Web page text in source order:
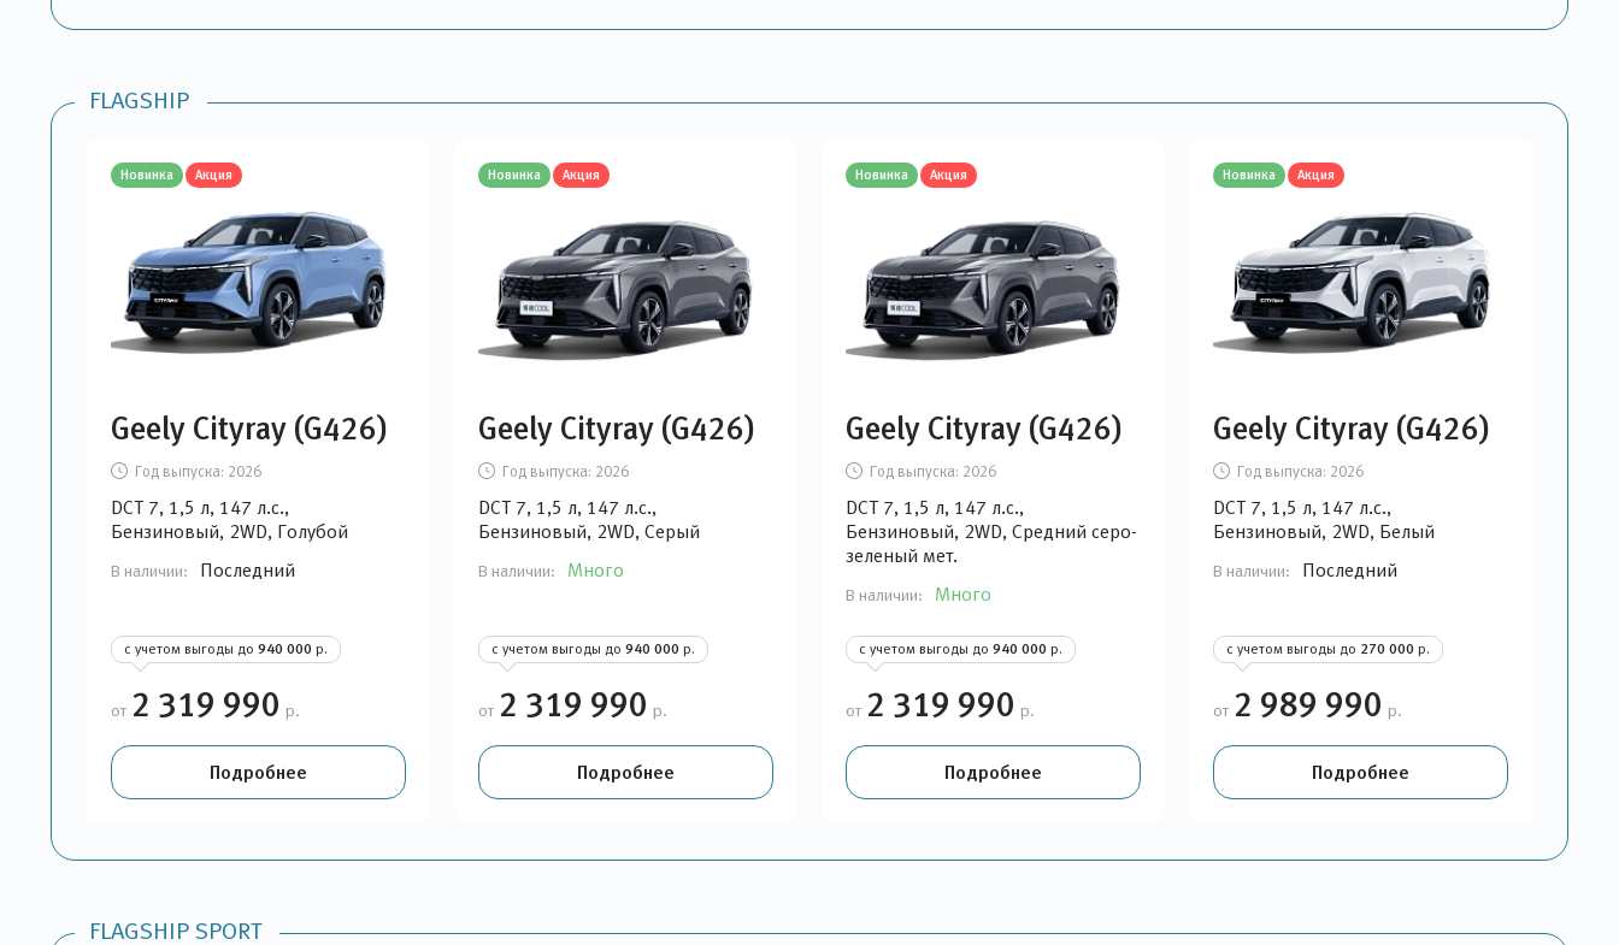
FLAGSHIP
Новинка Акция
Geely Cityray (G426)
Год выпуска: 2026
DCT 7, 1,5 л, 147 л.с.,
Бензиновый, 2WD, Голубой
В наличии: Последний
с учетом выгоды до 940 000 р.
от 2 319 990 р.
Подробнее
Новинка Акция
Geely Cityray (G426)
Год выпуска: 2026
DCT 7, 1,5 л, 147 л.с.,
Бензиновый, 2WD, Серый
В наличии: Много
с учетом выгоды до 940 000 р.
от 2 319 990 р.
Подробнее
Новинка Акция
Geely Cityray (G426)
Год выпуска: 2026
DCT 7, 1,5 л, 147 л.с.,
Бензиновый, 2WD, Средний серо-
зеленый мет.
В наличии: Много
с учетом выгоды до 940 000 р.
от 2 319 990 р.
Подробнее
Новинка Акция
Geely Cityray (G426)
Год выпуска: 2026
DCT 7, 1,5 л, 147 л.с.,
Бензиновый, 2WD, Белый
В наличии: Последний
с учетом выгоды до 270 000 р.
от 2 989 990 р.
Подробнее
FLAGSHIP SPORT